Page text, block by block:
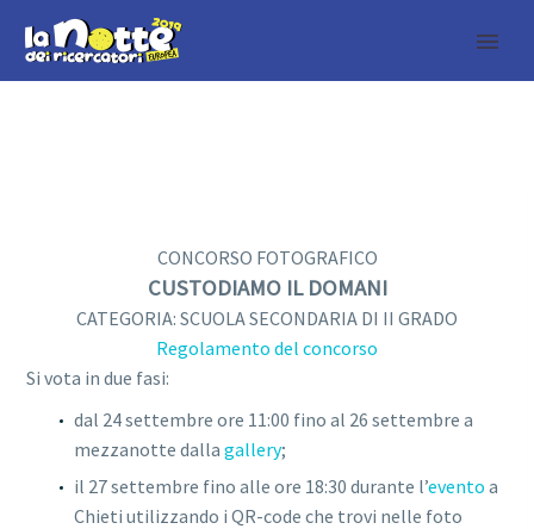
CONCORSO FOTOGRAFICO
CUSTODIAMO IL DOMANI
CATEGORIA: SCUOLA SECONDARIA DI II GRADO
Regolamento del concorso
Si vota in due fasi:
dal 24 settembre ore 11:00 fino al 26 settembre a
mezzanotte dalla gallery;
il 27 settembre fino alle ore 18:30 durante l’evento a
Chieti utilizzando i QR-code che trovi nelle foto